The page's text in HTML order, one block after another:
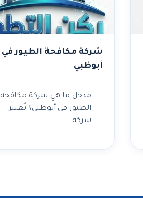
شركة مكافحة الطيور في
أبوظبي
مدخل ما هي شركة مكافحة
الطيور في أبوظبي؟ تُعتبر
شركة…